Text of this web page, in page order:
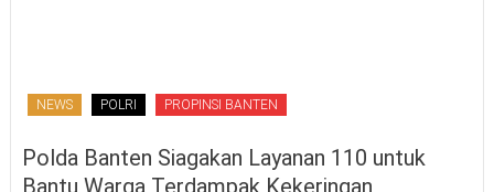
NEWS POLRI PROPINSI BANTEN
Polda Banten Siagakan Layanan 110 untuk